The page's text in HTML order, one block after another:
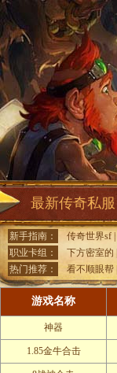
最新传奇私服
新手指南： 传奇世界sf
职业卡组：
下方密室的
热门推荐：
看不顺眼帮
游戏名称
神器
1.85金牛合击